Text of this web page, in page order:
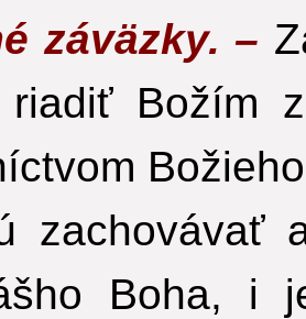
záväzky. –
Božím
zachovávať
Boha, i